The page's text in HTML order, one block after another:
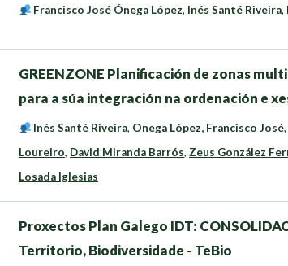
Francisco José Ónega López, Inés Santé Riveira,
GREENZONE Planificación de zonas
para a súa integración na ordenación e
Inés Santé Riveira, Onega López, Francisco José,
Loureiro, David Miranda Barrós, Zeus González
Losada Iglesias
Proxectos Plan Galego IDT:
Territorio, Biodiversidade - TeBio